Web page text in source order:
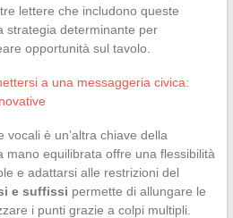
lettere che includono queste
strategia determinante per
opportunità sul tavolo.
a una messaggeria civica:
vocali è un’altra chiave della
mano equilibrata offre una flessibilità
e adattarsi alle restrizioni del
e suffissi permette di allungare le
i punti grazie a colpi multipli.